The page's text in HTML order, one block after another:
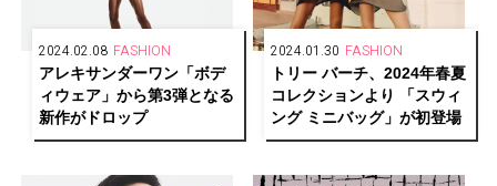
2024.02.08 FASHION
アレキサンダーワン「ボデ
ィウェア」から第3弾となる
新作がドロップ
2024.01.30 FASHION
トリー バーチ、2024年春夏
コレクションより 「スウィ
ング ミニバッグ」が初登場